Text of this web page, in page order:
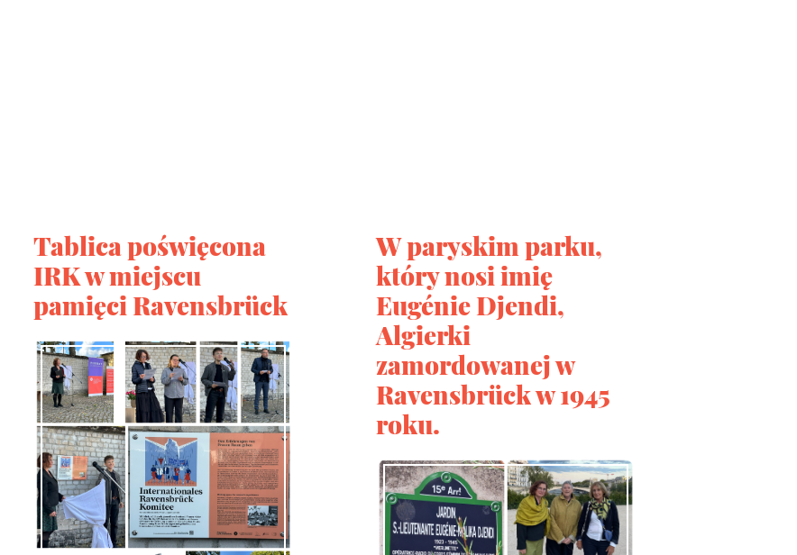
Tablica poświęcona
IRK w miejscu
pamięci Ravensbrück
W paryskim parku,
który nosi imię
Eugénie Djendi,
Algierki
zamordowanej w
Ravensbrück w 1945
roku.